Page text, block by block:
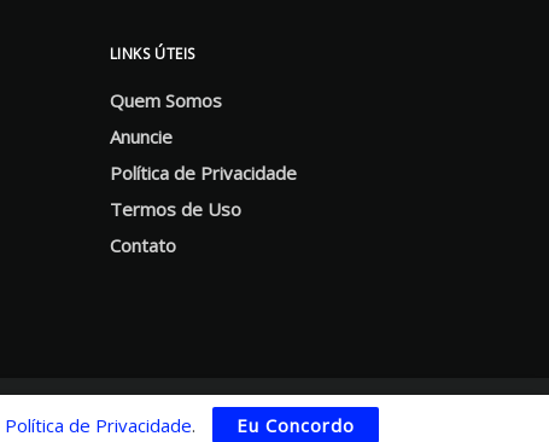
LINKS ÚTEIS
Quem Somos
Anuncie
Política de Privacidade
Termos de Uso
Contato
Política de Privacidade. Eu Concordo